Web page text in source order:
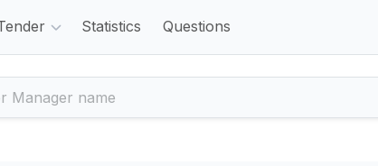
Statistics Questions